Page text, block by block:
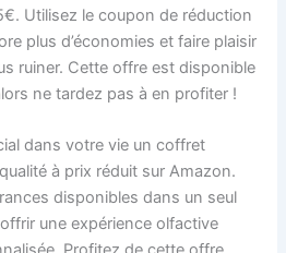
Utilisez le coupon de réduction
plus d’économies et faire plaisir
ruiner. Cette offre est disponible
ne tardez pas à en profiter !
dans votre vie un coffret
à prix réduit sur Amazon.
disponibles dans un seul
une expérience olfactive